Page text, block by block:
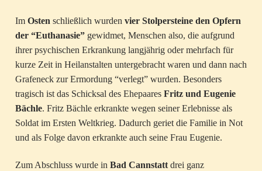
Im Osten schließlich wurden vier Stolpersteine den Opfern
der “Euthanasie” gewidmet, Menschen also, die aufgrund
ihrer psychischen Erkrankung langjährig oder mehrfach für
kurze Zeit in Heilanstalten untergebracht waren und dann nach
Grafeneck zur Ermordung “verlegt” wurden. Besonders
tragisch ist das Schicksal des Ehepaares Fritz und Eugenie
Bächle. Fritz Bächle erkrankte wegen seiner Erlebnisse als
Soldat im Ersten Weltkrieg. Dadurch geriet die Familie in Not
und als Folge davon erkrankte auch seine Frau Eugenie.
Zum Abschluss wurde in Bad Cannstatt drei ganz